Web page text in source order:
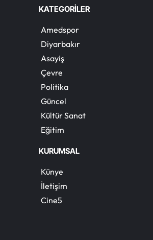
KATEGORİLER
Amedspor
Diyarbakır
Asayiş
Çevre
Politika
Güncel
Kültür Sanat
Eğitim
KURUMSAL
Künye
İletişim
Cine5